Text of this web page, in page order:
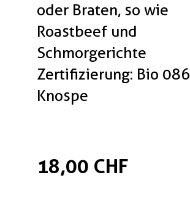
oder Braten, so wie
Roastbeef und
Schmorgerichte
Zertifizierung: Bio 086
Knospe
18,00 CHF